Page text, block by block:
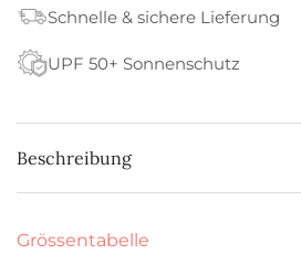
Schnelle & sichere Lieferung
UPF 50+ Sonnenschutz
Beschreibung
Grössentabelle